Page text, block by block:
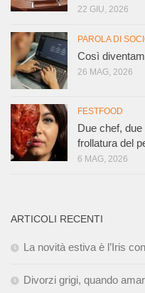
22 GIU, 2026
PAROLA DI
Così
26 MAG, 2026
FESTFOOD
Due chef, due
frollatura del
6 MAG, 2026
ARTICOLI RECENTI
La novità estiva è l’Iris
Divorzi grigi, quando